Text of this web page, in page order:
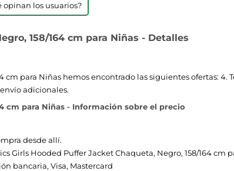
opinan los usuarios?
158/164 cm para Niñas - Detalles
cm para Niñas hemos encontrado las siguientes ofertas: 4.
adicionales.
cm para Niñas - Información sobre el precio
desde allí.
Girls Hooded Puffer Jacket Chaqueta, Negro, 158/164 cm
bancaria, Visa, Mastercard